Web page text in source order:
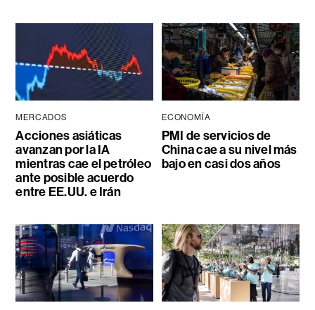
MERCADOS
Acciones asiáticas
avanzan por la IA
mientras cae el petróleo
ante posible acuerdo
entre EE.UU. e Irán
ECONOMÍA
PMI de servicios de
China cae a su nivel más
bajo en casi dos años